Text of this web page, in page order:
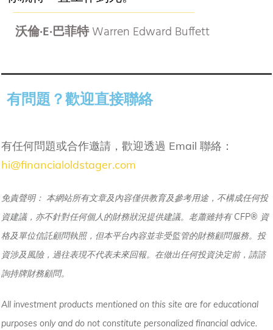
沃倫·E·巴菲特Warren Edward Buffett
有問題？歡迎直接聯絡
有任何問題或合作邀請，歡迎透過 Email 聯絡：
hi@financialoldstager.com
免責聲明： 本網站所有文章及內容僅供教育及參考用途，不構成任何投
資建議，亦不針對任何個人的財務狀況提供建議。老蕭雖持有 CFP® 資
格及單位信託顧問執照，但本平台內容並非受監管的財務顧問服務。投
資涉及風險，過往表現不代表未來回報。在做出任何投資決定前，請諮
詢持牌財務顧問。
All investment products mentioned on this site are for educational
purposes only and do not constitute personalized financial advice.